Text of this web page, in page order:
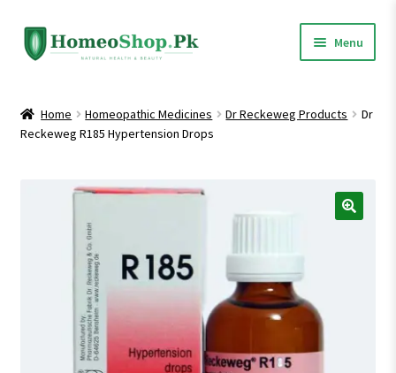
Skip
to
Skip
to
Menu
Shop All
Homeopathic Medicines
child
menu
Home Homeopathic Medicines Dr Reckeweg Products
Dr
Reckeweg R185 Hypertension Drops